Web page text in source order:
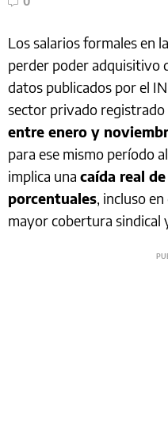
Los salarios formales en
perder poder adquisitivo
datos publicados por el
sector privado registrado
entre enero y
para ese mismo período
implica una caída real
porcentuales, incluso
mayor cobertura sindical